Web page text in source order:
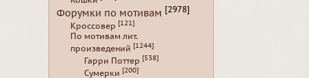
Форумки по мотивам [2978]
Кроссовер [121]
По мотивам лит.
произведений [1244]
Гарри Поттер [538]
Сумерки [200]